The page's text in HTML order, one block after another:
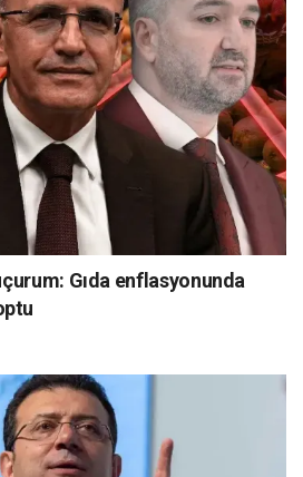
Gıda enflasyonunda